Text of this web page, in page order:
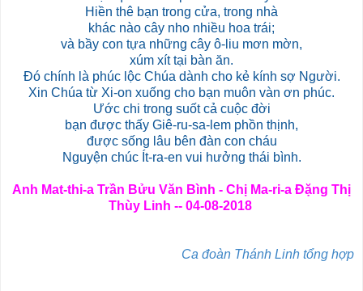
Hiền thê bạn trong cửa, trong nhà
khác nào cây nho nhiều hoa trái;
và bầy con tựa những cây ô-liu mơn mờn,
xúm xít tại bàn ăn.
Đó chính là phúc lộc Chúa dành cho kẻ kính sợ Người.
Xin Chúa từ Xi-on xuống cho bạn muôn vàn ơn phúc.
Ước chi trong suốt cả cuộc đời
bạn được thấy Giê-ru-sa-lem phồn thịnh,
được sống lâu bên đàn con cháu
Nguyện chúc Ít-ra-en vui hưởng thái bình.
Anh Mat-thi-a Trần Bửu Văn Bình - Chị Ma-ri-a Đặng Thị
Thùy Linh -- 04-08-2018
Ca đoàn Thánh Linh tổng hợp